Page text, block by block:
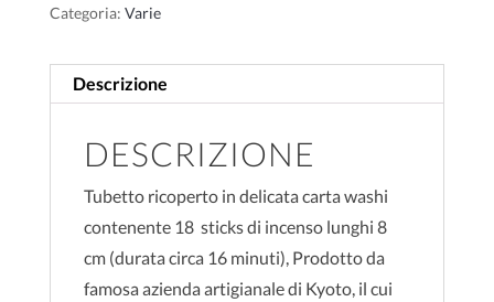
Categoria: Varie
Descrizione
DESCRIZIONE
Tubetto ricoperto in delicata carta washi
contenente 18 sticks di incenso lunghi 8
cm (durata circa 16 minuti), Prodotto da
famosa azienda artigianale di Kyoto, il cui